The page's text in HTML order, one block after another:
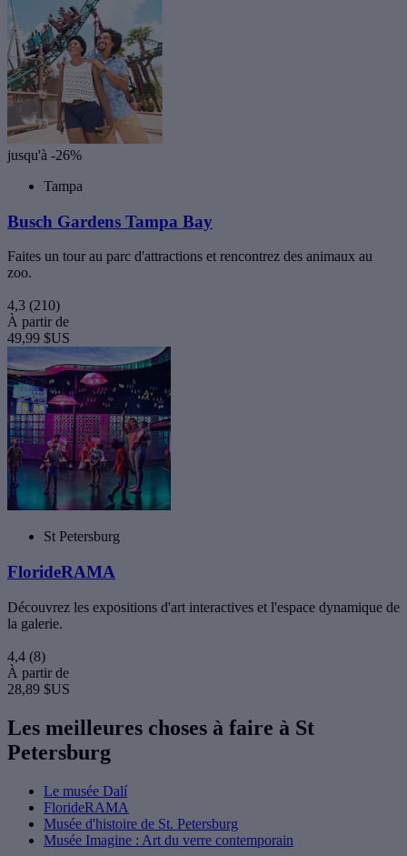
jusqu'à -26%
Tampa
Busch Gardens Tampa Bay
Faites un tour au parc d'attractions et rencontrez des animaux au
zoo.
4,3 (210)
À partir de
49,99 $US
St Petersburg
FlorideRAMA
Découvrez les expositions d'art interactives et l'espace dynamique de
la galerie.
4,4 (8)
À partir de
28,89 $US
Les meilleures choses à faire à St
Petersburg
Le musée Dalí
FlorideRAMA
Musée d'histoire de St. Petersburg
Musée Imagine : Art du verre contemporain